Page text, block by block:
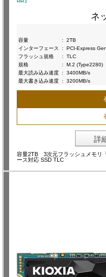
ネ
容量
:
2TB
インターフェース
:
PCI-Express
フラッシュ規格
:
TLC
規格
:
M.2 (Type2280)
最大読み込み速度 :
3400MB/s
最大書き込み速度 : 3200MB/s
詳
容量2TB 3次元フラッシュメモリ
ース対応 SSD TLC